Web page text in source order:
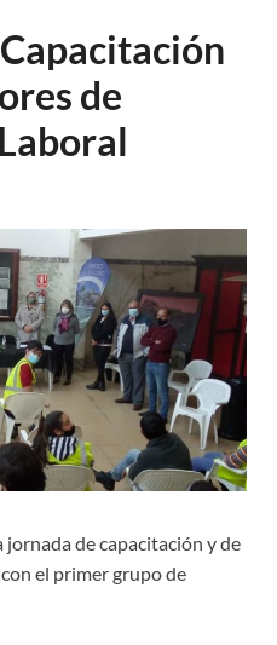
de
jornada de capacitación y de
el primer grupo de